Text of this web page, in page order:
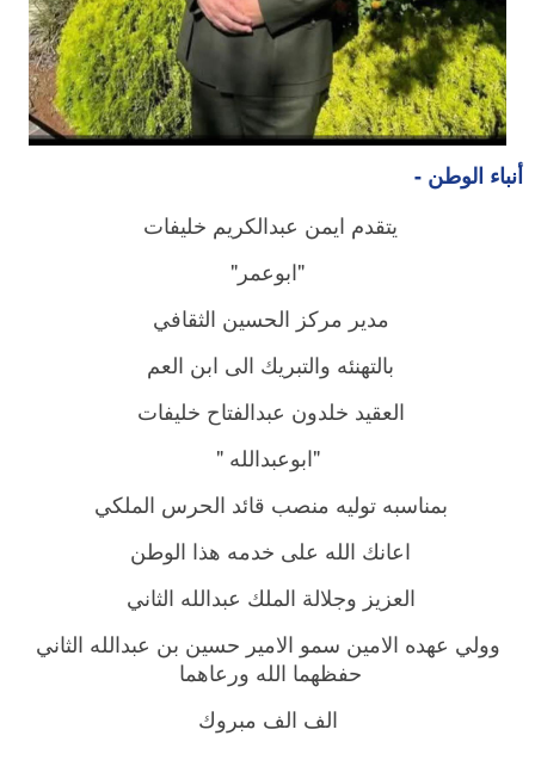
أنباء الوطن -
يتقدم ايمن عبدالكريم خليفات
"ابوعمر"
مدير مركز الحسين الثقافي
بالتهنئه والتبريك الى ابن العم
العقيد خلدون عبدالفتاح خليفات
"ابوعبدالله "
بمناسبه توليه منصب قائد الحرس الملكي
اعانك الله على خدمه هذا الوطن
العزيز وجلالة الملك عبدالله الثاني
وولي عهده الامين سمو الامير حسين بن عبدالله الثاني
حفظهما الله ورعاهما
الف الف مبروك